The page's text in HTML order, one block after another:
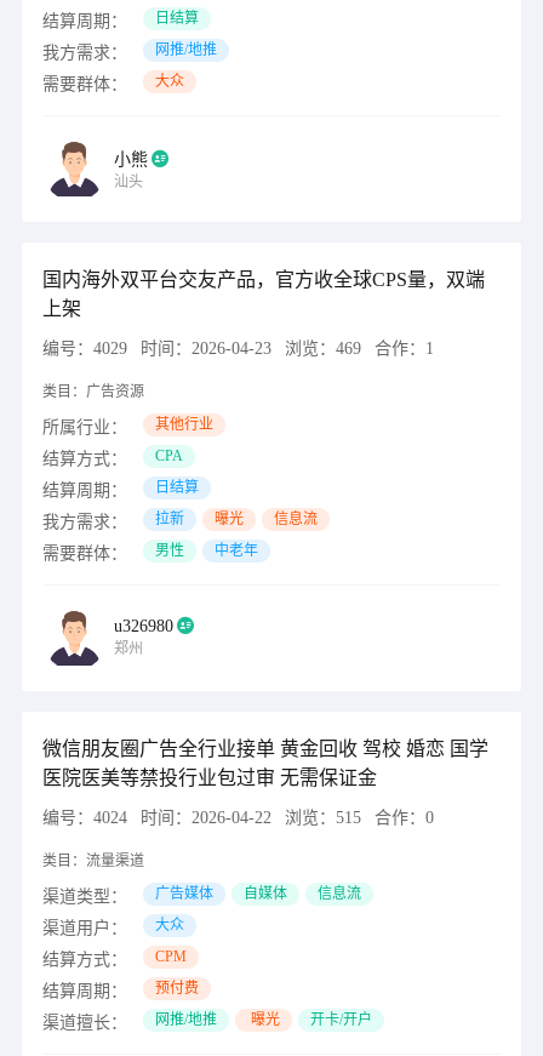
结算周期： 日结算
我方需求： 网推/地推
需要群体： 大众
小熊
汕头
国内海外双平台交友产品，官方收全球CPS量，双端
上架
编号： 4029 时间： 2026-04-23 浏览： 469 合作： 1
类目： 广告资源
所属行业： 其他行业
结算方式： CPA
结算周期： 日结算
我方需求： 拉新 曝光 信息流
需要群体： 男性 中老年
u326980
郑州
微信朋友圈广告全行业接单 黄金回收 驾校 婚恋 国学
医院医美等禁投行业包过审 无需保证金
编号： 4024 时间： 2026-04-22 浏览： 515 合作： 0
类目： 流量渠道
渠道类型： 广告媒体 自媒体 信息流
渠道用户： 大众
结算方式： CPM
结算周期： 预付费
渠道擅长： 网推/地推 曝光 开卡/开户